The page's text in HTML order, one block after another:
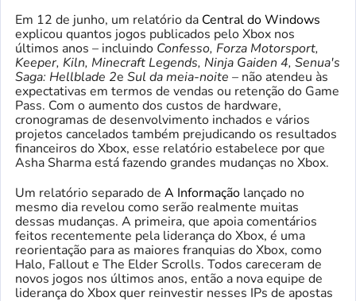
Em 12 de junho, um relatório da Central do Windows
explicou quantos jogos publicados pelo Xbox nos
últimos anos – incluindo Confesso, Forza Motorsport,
Keeper, Kiln, Minecraft Legends, Ninja Gaiden 4, Senua's
Saga: Hellblade 2e Sul da meia-noite – não atendeu às
expectativas em termos de vendas ou retenção do Game
Pass. Com o aumento dos custos de hardware,
cronogramas de desenvolvimento inchados e vários
projetos cancelados também prejudicando os resultados
financeiros do Xbox, esse relatório estabelece por que
Asha Sharma está fazendo grandes mudanças no Xbox.
Um relatório separado de A Informação lançado no
mesmo dia revelou como serão realmente muitas
dessas mudanças. A primeira, que apoia comentários
feitos recentemente pela liderança do Xbox, é uma
reorientação para as maiores franquias do Xbox, como
Halo, Fallout e The Elder Scrolls. Todos careceram de
novos jogos nos últimos anos, então a nova equipe de
liderança do Xbox quer reinvestir nesses IPs de apostas